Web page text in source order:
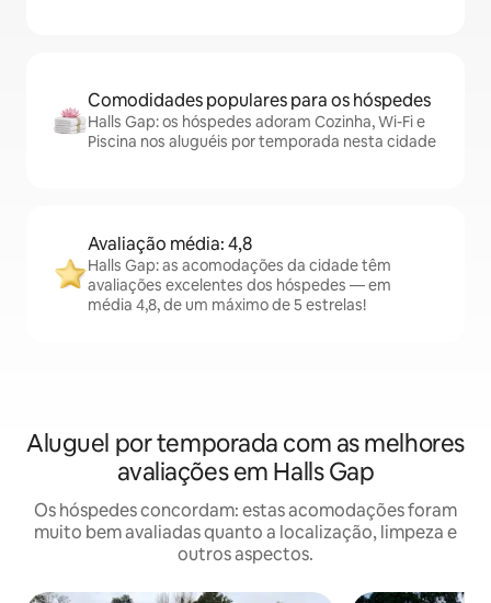
Comodidades populares para os hóspedes
Halls Gap: os hóspedes adoram Cozinha, Wi-Fi e
Piscina nos aluguéis por temporada nesta cidade
Avaliação média: 4,8
Halls Gap: as acomodações da cidade têm
avaliações excelentes dos hóspedes — em
média 4,8, de um máximo de 5 estrelas!
Aluguel por temporada com as melhores
avaliações em Halls Gap
Os hóspedes concordam: estas acomodações foram
muito bem avaliadas quanto a localização, limpeza e
outros aspectos.